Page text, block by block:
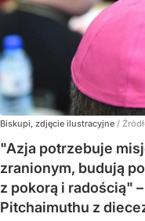
Biskupi, zdjęcie ilustracyjne /
"Azja potrzebuje
zranionym, budują
z pokorą i radością"
Pitchaimuthu z